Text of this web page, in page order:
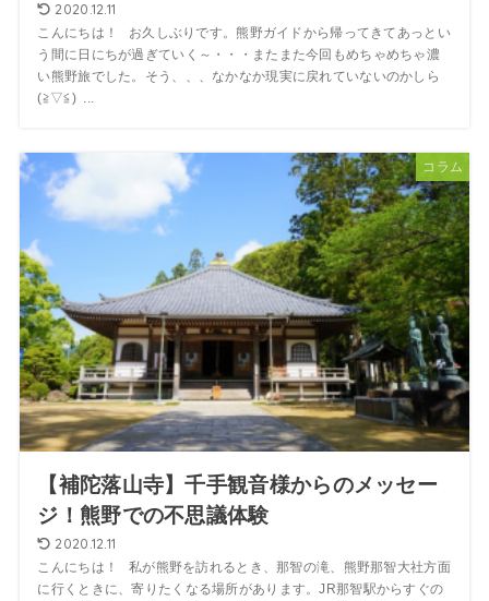
2020.12.11
こんにちは！ お久しぶりです。熊野ガイドから帰ってきてあっとい
う間に日にちが過ぎていく～・・・またまた今回もめちゃめちゃ濃
い熊野旅でした。そう、、、なかなか現実に戻れていないのかしら
(≧▽≦) ...
コラム
【補陀落山寺】千手観音様からのメッセー
ジ！熊野での不思議体験
2020.12.11
こんにちは！ 私が熊野を訪れるとき、那智の滝、熊野那智大社方面
に行くときに、寄りたくなる場所があります。JR那智駅からすぐの